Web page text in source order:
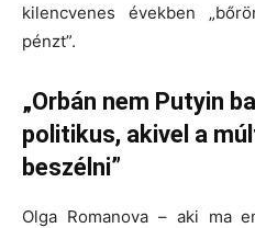
kilencvenes években
pénzt”.
„Orbán nem Putyin
politikus, akivel a
beszélni”
Olga Romanova – aki ma